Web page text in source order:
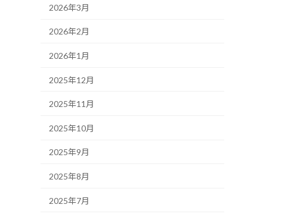
2026年3月
2026年2月
2026年1月
2025年12月
2025年11月
2025年10月
2025年9月
2025年8月
2025年7月